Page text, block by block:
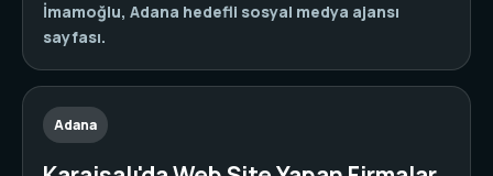
İmamoğlu, Adana hedefli sosyal medya ajansı
sayfası.
Adana